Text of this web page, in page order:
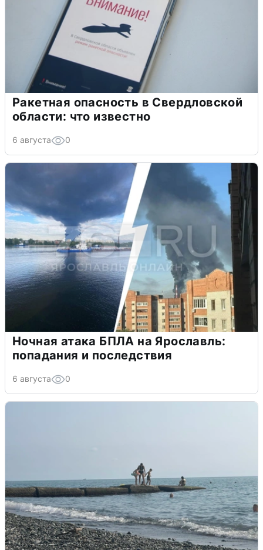
Ракетная опасность в Свердловской
области: что известно
6 августа 0
Ночная атака БПЛА на Ярославль:
попадания и последствия
6 августа 0